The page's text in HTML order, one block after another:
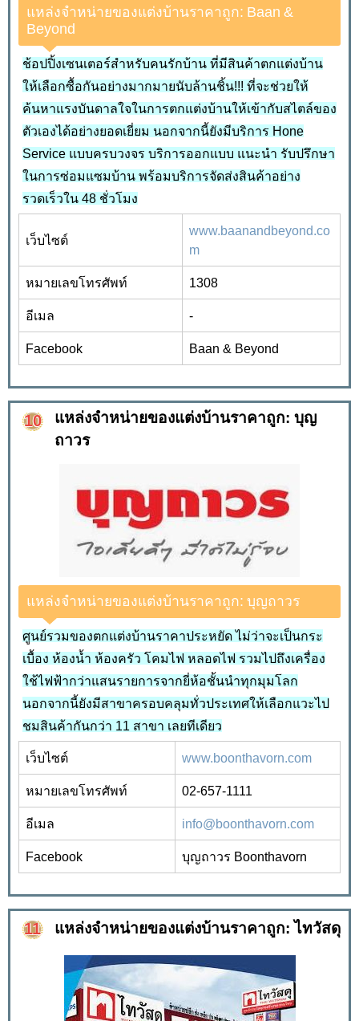
แหล่งจำหน่ายของแต่งบ้านราคาถูก: Baan &
Beyond
ช้อปปิ้งเซนเตอร์สำหรับคนรักบ้าน ที่มีสินค้าตกแต่งบ้าน
ให้เลือกซื้อกันอย่างมากมายนับล้านชิ้น!!! ที่จะช่วยให้
ค้นหาแรงบันดาลใจในการตกแต่งบ้านให้เข้ากับสไตล์ของ
ตัวเองได้อย่างยอดเยี่ยม นอกจากนี้ยังมีบริการ Hone
Service แบบครบวงจร บริการออกแบบ แนะนำ รับปรึกษา
ในการซ่อมแซมบ้าน พร้อมบริการจัดส่งสินค้าอย่าง
รวดเร็วใน 48 ชั่วโมง
เว็บไซต์
www.baanandbeyond.co
m
หมายเลขโทรศัพท์ 1308
อีเมล -
Facebook Baan & Beyond
แหล่งจำหน่ายของแต่งบ้านราคาถูก: บุญ
ถาวร
แหล่งจำหน่ายของแต่งบ้านราคาถูก: บุญถาวร
ศูนย์รวมของตกแต่งบ้านราคาประหยัด ไม่ว่าจะเป็นกระ
เบื้อง ห้องน้ำ ห้องครัว โคมไฟ หลอดไฟ รวมไปถึงเครื่อง
ใช้ไฟฟ้ากว่าแสนรายการจากยี่ห้อชั้นนำทุกมุมโลก
นอกจากนี้ยังมีสาขาครอบคลุมทั่วประเทศให้เลือกแวะไป
ชมสินค้ากันกว่า 11 สาขา เลยทีเดียว
เว็บไซต์ www.boonthavorn.com
หมายเลขโทรศัพท์ 02-657-1111
อีเมล info@boonthavorn.com
Facebook บุญถาวร Boonthavorn
แหล่งจำหน่ายของแต่งบ้านราคาถูก: ไทวัสดุ